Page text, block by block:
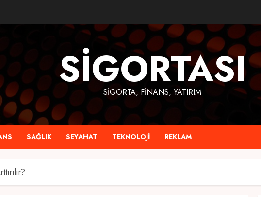
SIGORTASI
SIGORTA, FINANS, YATIRIM
SAĞLIK SEYAHAT TEKNOLOJI REKLAM